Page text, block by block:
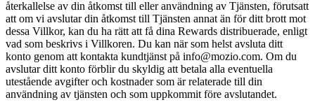
återkallelse av din åtkomst till eller användning av Tjänsten, förutsatt
att om vi avslutar din åtkomst till Tjänsten annat än för ditt brott mot
dessa Villkor, kan du ha rätt att få dina Rewards distribuerade, enligt
vad som beskrivs i Villkoren. Du kan när som helst avsluta ditt
konto genom att kontakta kundtjänst på info@mozio.com. Om du
avslutar ditt konto förblir du skyldig att betala alla eventuella
utestående avgifter och kostnader som är relaterade till din
användning av tjänsten och som uppkommit före avslutandet.